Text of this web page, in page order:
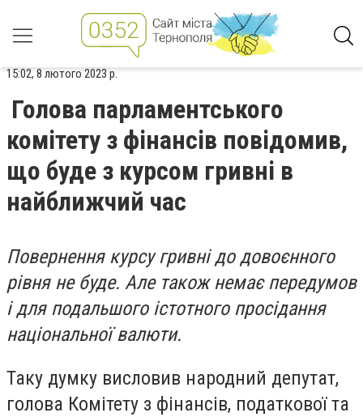
15:02, 8 лютого 2023 р.
Голова парламентського
комітету з фінансів повідомив,
що буде з курсом гривні в
найближчий час
Повернення курсу гривні до довоєнного
рівня не буде. Але також немає передумов
і для подальшого істотного просідання
національної валюти.
Таку думку висловив народний депутат,
голова Комітету з фінансів, податкової та